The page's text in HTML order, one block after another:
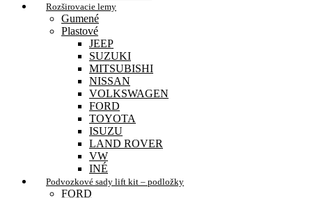
Rozširovacie lemy
Gumené
Plastové
JEEP
SUZUKI
MITSUBISHI
NISSAN
VOLKSWAGEN
FORD
TOYOTA
ISUZU
LAND ROVER
VW
INÉ
Podvozkové sady lift kit – podložky
FORD